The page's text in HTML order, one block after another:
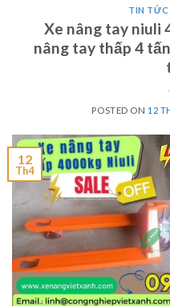
TIN
Xe nâng tay niuli
nâng tay thấp 4
POSTED ON 12
12
Th4